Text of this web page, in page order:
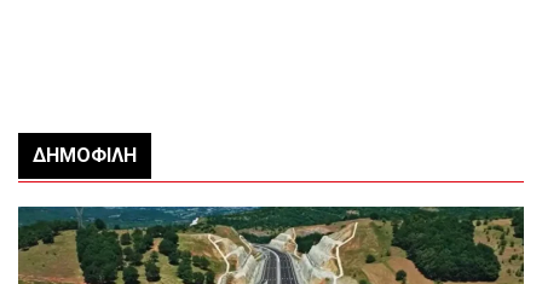
ΔΗΜΟΦΙΛΉ